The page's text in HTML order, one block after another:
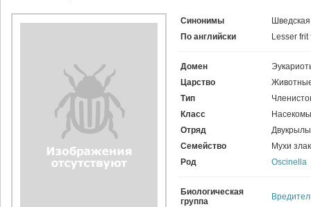
Синонимы
По английски
Lesser frit
Домен
Царство
Тип
Класс
Отряд
Семейство
Мухи
Род
Oscinella
Биологическая
группа